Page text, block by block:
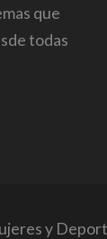
que
todas
y